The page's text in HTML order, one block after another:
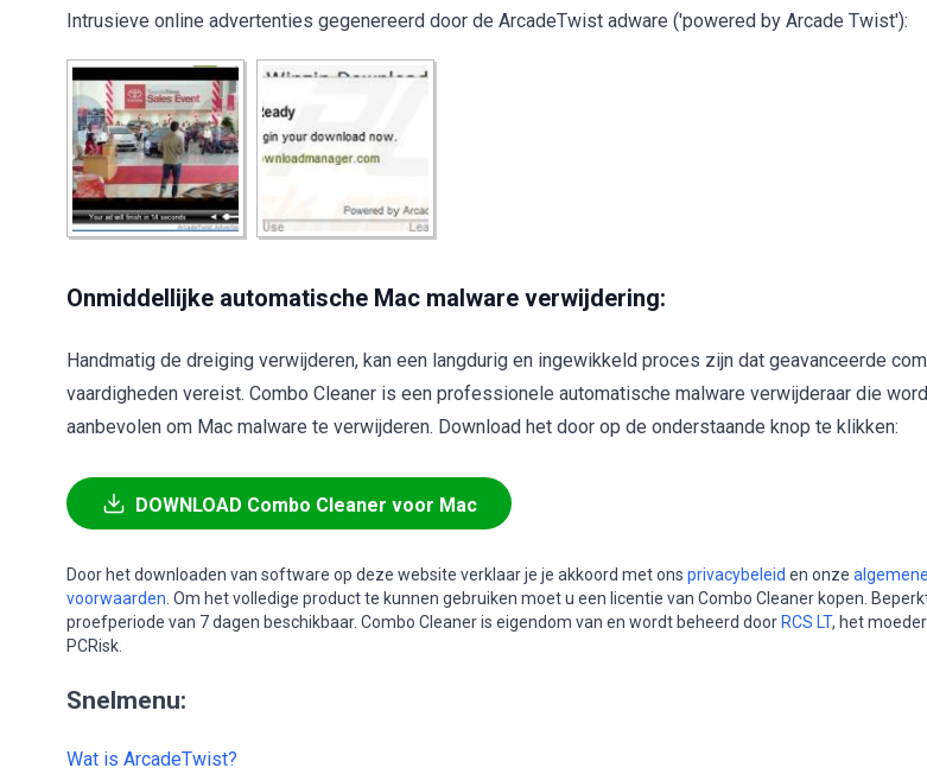
Intrusieve online advertenties gegenereerd door de ArcadeTwist adware ('powered by Arcade Twist'):
Onmiddellijke automatische Mac malware verwijdering:
Handmatig de dreiging verwijderen, kan een langdurig en ingewikkeld proces zijn dat geavanceerde
vaardigheden vereist. Combo Cleaner is een professionele automatische malware verwijderaar die
aanbevolen om Mac malware te verwijderen. Download het door op de onderstaande knop te klikken:
DOWNLOAD Combo Cleaner voor Mac
Door het downloaden van software op deze website verklaar je je akkoord met ons privacybeleid en onze algemene
voorwaarden . Om het volledige product te kunnen gebruiken moet u een licentie van Combo Cleaner kopen.
proefperiode van 7 dagen beschikbaar. Combo Cleaner is eigendom van en wordt beheerd door RCS LT, het
PCRisk.
Snelmenu:
Wat is ArcadeTwist?